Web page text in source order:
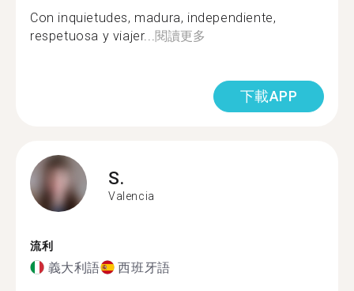
Con inquietudes, madura, independiente,
respetuosa y viajer...閱讀更多
下載APP
S.
Valencia
流利
義大利語 西班牙語